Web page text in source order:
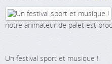
notre animateur de palet est
Un festival sport et musique !